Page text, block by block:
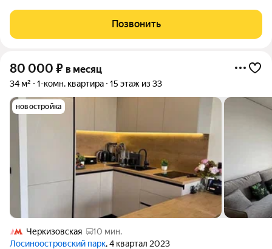
Позвонить
80 000 ₽ в месяц
34 м² 1-комн. квартира 15 этаж из 33
новостройка
Черкизовская
10 мин.
Лосиноостровский парк, 4 квартал 2023